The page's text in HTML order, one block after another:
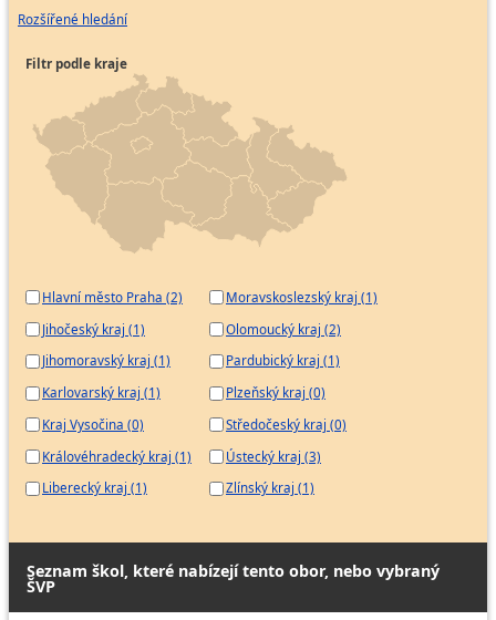
Rozšířené hledání
Filtr podle kraje
Hlavní město Praha (2)
Jihočeský kraj (1)
Jihomoravský kraj (1)
Karlovarský kraj (1)
Kraj Vysočina (0)
Královéhradecký kraj (1)
Liberecký kraj (1)
Moravskoslezský kraj (1)
Olomoucký kraj (2)
Pardubický kraj (1)
Plzeňský kraj (0)
Středočeský kraj (0)
Ústecký kraj (3)
Zlínský kraj (1)
Seznam škol, které nabízejí tento obor, nebo vybraný
ŠVP